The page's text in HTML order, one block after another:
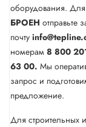
оборудования.
БРОЕН отправьте
почту
номерам 8 800
63 00. Мы
запрос и
предложение.
Для строительных